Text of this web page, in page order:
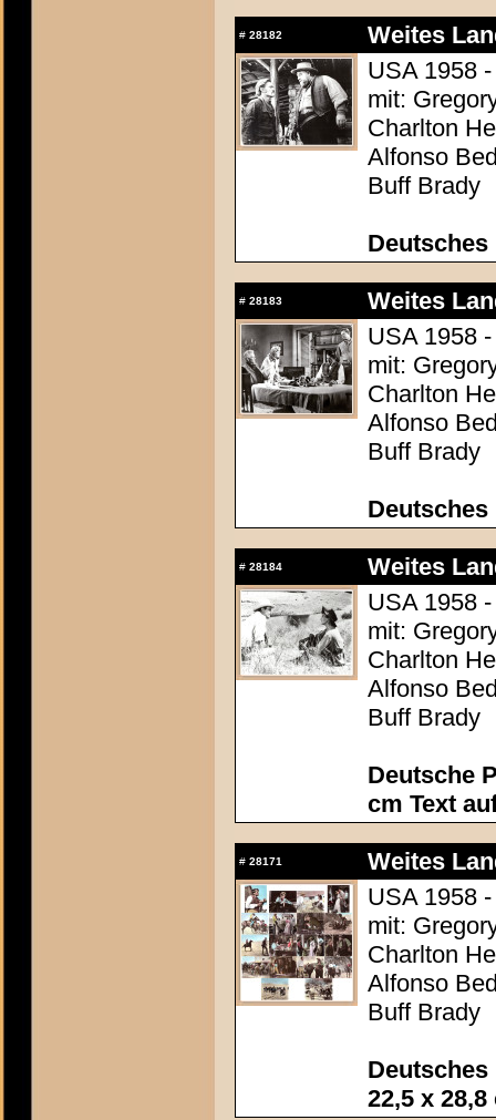
# 28182
Weites
USA 1958
mit:
Charlton
Alfonso
Buff Brady
# 28183
Weites
USA 1958
mit:
Charlton
Alfonso
Buff Brady
# 28184
Weites
USA 1958
mit:
Charlton
Alfonso
Buff Brady
Deutsche
cm Text
# 28171
Weites
USA 1958
mit:
Charlton
Alfonso
Buff Brady
22,5 x 28,8